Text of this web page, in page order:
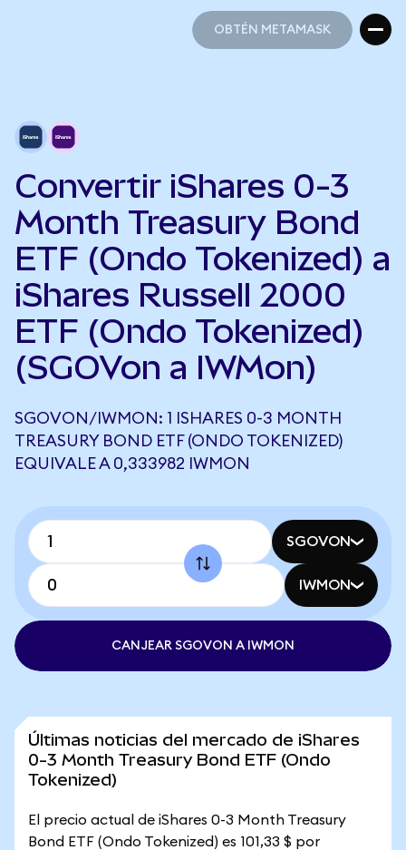
OBTÉN METAMASK
Convertir iShares 0-3
Month Treasury Bond
ETF (Ondo Tokenized) a
iShares Russell 2000
ETF (Ondo Tokenized)
(SGOVon a IWMon)
SGOVON/IWMON: 1 ISHARES 0-3 MONTH
TREASURY BOND ETF (ONDO TOKENIZED)
EQUIVALE A 0,333982 IWMON
SGOVON
IWMON
CANJEAR SGOVON A IWMON
Últimas noticias del mercado de iShares
0-3 Month Treasury Bond ETF (Ondo
Tokenized)
El precio actual de iShares 0-3 Month Treasury
Bond ETF (Ondo Tokenized) es 101,33 $ por